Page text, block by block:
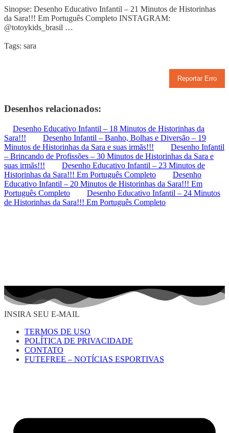
Sinopse: Desenho Educativo Infantil – 21 Minutos de Historinhas
da Sara!!! Em Português Completo INSTAGRAM:
@totoykids_brasil …
Tags: sara
Reportar Erro
Desenhos relacionados:
Desenho Educativo Infantil – 18 Minutos de Historinhas da
Sara!!!
Desenho Infantil – Banho, Bolhas e Diversão – 19
Minutos de Historinhas da Sara e suas irmãs!!!
Desenho Infantil
– Brincando de Profissões – 30 Minutos de Historinhas da Sara e
suas irmãs!!!
Desenho Educativo Infantil – 23 Minutos de
Historinhas da Sara!!! Em Português Completo
Desenho
Educativo Infantil – 20 Minutos de Historinhas da Sara!!! Em
Português Completo
Desenho Educativo Infantil – 24 Minutos
de Historinhas da Sara!!! Em Português Completo
INSIRA SEU E-MAIL
TERMOS DE USO
POLÍTICA DE PRIVACIDADE
CONTATO
FUTEFREE – NOTÍCIAS ESPORTIVAS